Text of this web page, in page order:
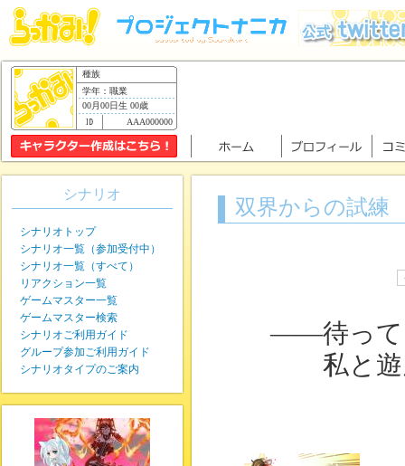
種族
学年：職業
00月00日生 00歳
AAA000000
双界からの試
――待って
私と遊ん
シナリオ
シナリオトップ
シナリオ一覧（参加受付中）
シナリオ一覧（すべて）
リアクション一覧
ゲームマスター一覧
ゲームマスター検索
シナリオご利用ガイド
グループ参加ご利用ガイド
シナリオタイプのご案内